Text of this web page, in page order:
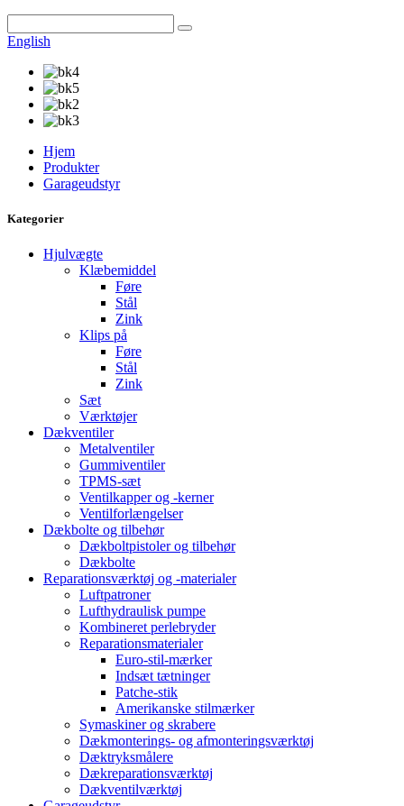
English
Hjem
Produkter
Garageudstyr
Kategorier
Hjulvægte
Klæbemiddel
Føre
Stål
Zink
Klips på
Føre
Stål
Zink
Sæt
Værktøjer
Dækventiler
Metalventiler
Gummiventiler
TPMS-sæt
Ventilkapper og -kerner
Ventilforlængelser
Dækbolte og tilbehør
Dækboltpistoler og tilbehør
Dækbolte
Reparationsværktøj og -materialer
Luftpatroner
Lufthydraulisk pumpe
Kombineret perlebryder
Reparationsmaterialer
Euro-stil-mærker
Indsæt tætninger
Patche-stik
Amerikanske stilmærker
Symaskiner og skrabere
Dækmonterings- og afmonteringsværktøj
Dæktryksmålere
Dækreparationsværktøj
Dækventilværktøj